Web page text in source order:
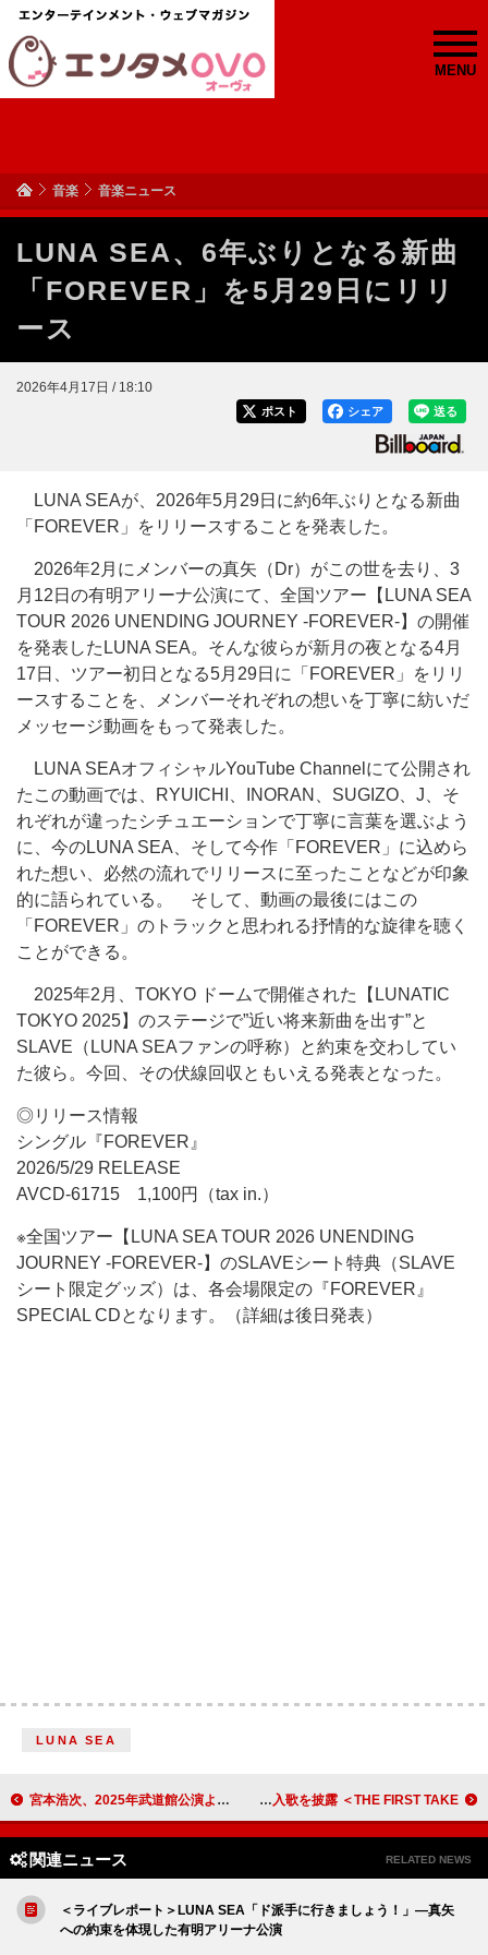
MENU
音楽 音楽ニュース
LUNA SEA、6年ぶりとなる新曲
「FOREVER」を5月29日にリリ
ース
2026年4月17日 / 18:10
送る
シェア
ポスト
LUNA SEAが、2026年5月29日に約6年ぶりとなる新曲
「FOREVER」をリリースすることを発表した。
2026年2月にメンバーの真矢（Dr）がこの世を去り、3
月12日の有明アリーナ公演にて、全国ツアー【LUNA SEA
TOUR 2026 UNENDING JOURNEY -FOREVER-】の開催
を発表したLUNA SEA。そんな彼らが新月の夜となる4月
17日、ツアー初日となる5月29日に「FOREVER」をリリ
ースすることを、メンバーそれぞれの想いを丁寧に紡いだ
メッセージ動画をもって発表した。
LUNA SEAオフィシャルYouTube Channelにて公開され
たこの動画では、RYUICHI、INORAN、SUGIZO、J、そ
れぞれが違ったシチュエーションで丁寧に言葉を選ぶよう
に、今のLUNA SEA、そして今作「FOREVER」に込めら
れた想い、必然の流れでリリースに至ったことなどが印象
的に語られている。 そして、動画の最後にはこの
「FOREVER」のトラックと思われる抒情的な旋律を聴く
ことができる。
2025年2月、TOKYO ドームで開催された【LUNATIC
TOKYO 2025】のステージで”近い将来新曲を出す”と
SLAVE（LUNA SEAファンの呼称）と約束を交わしてい
た彼ら。今回、その伏線回収ともいえる発表となった。
◎リリース情報
シングル『FOREVER』
2026/5/29 RELEASE
AVCD-61715 1,100円（tax in.）
※全国ツアー【LUNA SEA TOUR 2026 UNENDING
JOURNEY -FOREVER-】のSLAVEシート特典（SLAVE
シート限定グッズ）は、各会場限定の『FOREVER』
SPECIAL CDとなります。（詳細は後日発表）
LUNA SEA
宮本浩次、2025年武道館公演より「I AM HERO」のライブMV公開 NOMELON NOLEMON初登場、『機動戦士Gundam GQuuuuuuX』挿入歌を披露 ＜THE FIRST TAKE＞
関連ニュース RELATED NEWS
＜ライブレポート＞LUNA SEA「ド派手に行きましょう！」―真矢
への約束を体現した有明アリーナ公演